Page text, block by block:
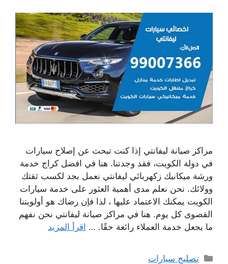
مراكز صيانة ليفانتي إذا كنت تبحث عن إصلاح سيارات
في دولة الكويت، فقد وجدتنا. هنا في افضل كراج خدمة
ورشة ميكانيك زكهربائي ليفانتي نعمل بجد لكسب ثقتك
وولائك. نحن نعلم مدى أهمية العثور على خدمة سيارات
الكويت يمكنك الاعتماد عليها ، لذا فإن رضاك ​​هو أولويتنا
القصوى كل يوم. هنا في مراكز صيانة ليفانتي نحن نفهم
ما يجعل خدمة العملاء رائعة حقًا. … اقرأ المزيد
التصنيفات
تصليح سيارات